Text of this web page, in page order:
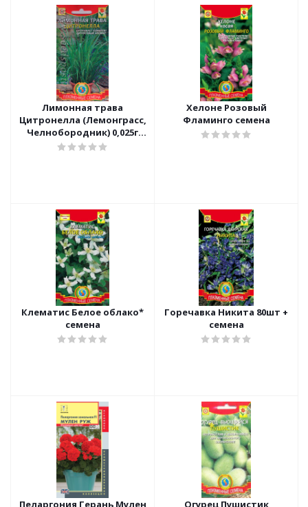
Лимонная трава
Цитронелла (Лемонграсс,
Челнобородник) 0,025г
семена
Хелоне Розовый
Фламинго семена
Клематис Белое облако*
семена
Горечавка Никита 80шт +
семена
Пеларгония Герань Мулен Огурец Пушистик